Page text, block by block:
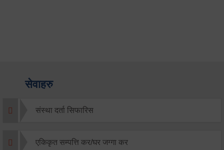
सेवाहरु
संस्था दर्ता सिफारिस
एकिकृत सम्पत्ति कर/घर जग्गा कर